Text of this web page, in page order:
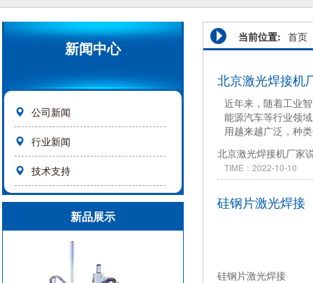
新闻中心
公司新闻
行业新闻
技术支持
新品展示
当前位置: 首页
北京激光焊接机
近年来，随着工业
能源汽车等行业领
用越来越广泛，种
楚，那么到底激光
北京激光焊接机厂家
TIME：2022-10-10
硅钢片激光焊接
硅钢片激光焊接